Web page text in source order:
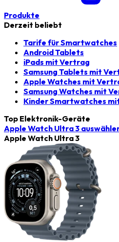
Produkte
Derzeit beliebt
Tarife für Smartwatches
Android Tablets
iPads mit Vertrag
Samsung Tablets mit
Apple Watches mit
Samsung Watches mit
Kinder Smartwatches
Top Elektronik-Geräte
Apple Watch Ultra 3
Apple Watch Ultra 3